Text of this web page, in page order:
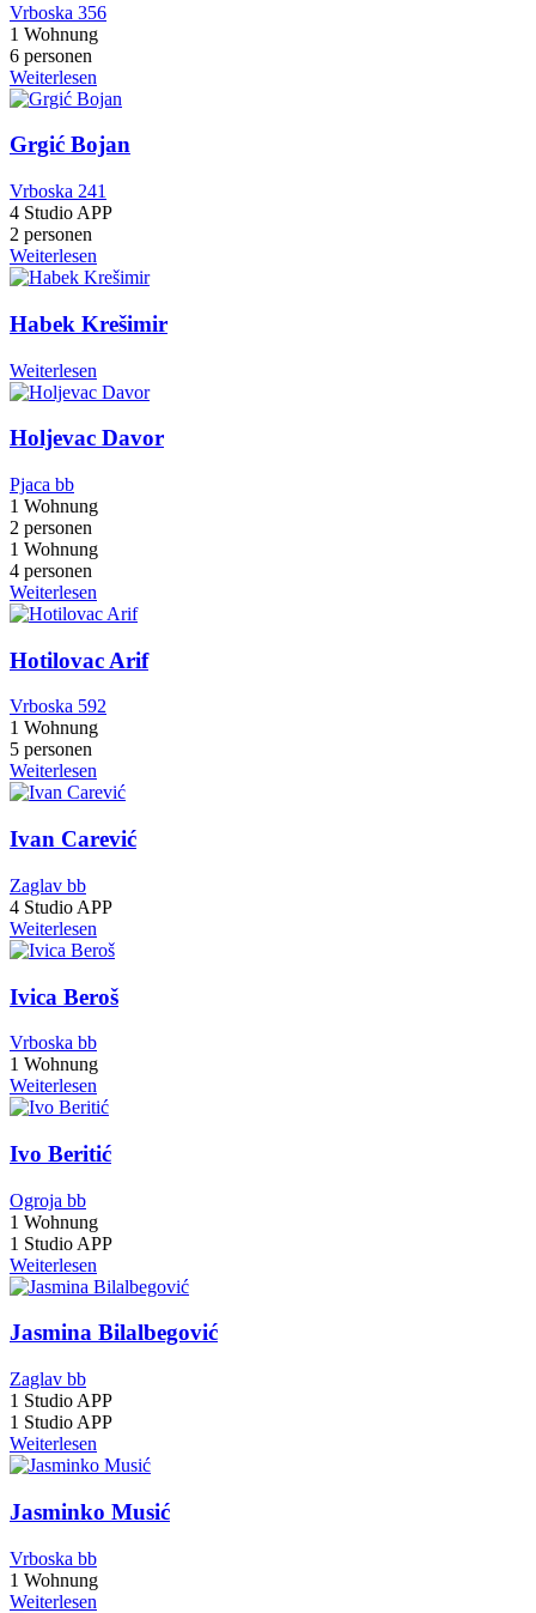
Vrboska 356
1 Wohnung
6 personen
Weiterlesen
Grgić Bojan
Vrboska 241
4 Studio APP
2 personen
Weiterlesen
Habek Krešimir
Weiterlesen
Holjevac Davor
Pjaca bb
1 Wohnung
2 personen
1 Wohnung
4 personen
Weiterlesen
Hotilovac Arif
Vrboska 592
1 Wohnung
5 personen
Weiterlesen
Ivan Carević
Zaglav bb
4 Studio APP
Weiterlesen
Ivica Beroš
Vrboska bb
1 Wohnung
Weiterlesen
Ivo Beritić
Ogroja bb
1 Wohnung
1 Studio APP
Weiterlesen
Jasmina Bilalbegović
Zaglav bb
1 Studio APP
1 Studio APP
Weiterlesen
Jasminko Musić
Vrboska bb
1 Wohnung
Weiterlesen